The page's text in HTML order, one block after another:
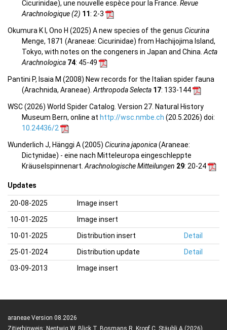
Cicurinidae), une nouvelle espèce pour la France. Revue
Arachnologique (2) 11: 2-3
Okumura K I, Ono H (2025) A new species of the genus Cicurina
Menge, 1871 (Araneae: Cicurinidae) from Hachijojima Island,
Tokyo, with notes on the congeners in Japan and China.Acta
Arachnologica 74: 45-49
Pantini P, Isaia M (2008) New records for the Italian spider fauna
(Arachnida, Araneae).Arthropoda Selecta 17: 133-144
WSC (2026) World Spider Catalog. Version 27. Natural History
Museum Bern, online at http://wsc.nmbe.ch (20.5.2026) doi:
10.24436/2
Wunderlich J, Hänggi A (2005) Cicurina japonica(Araneae:
Dictynidae) - eine nach Mitteleuropa eingeschleppte
Kräuselspinnenart.Arachnologische Mitteilungen 29: 20-24
Updates
20-08-2025
Image insert
10-01-2025
Image insert
10-01-2025
Distribution insert
Detail
25-01-2024
Distribution update
Detail
03-09-2013
Image insert
araneae Version 08.2026
Zitierhinweis: Nentwig W, Blick T, Bosmans R, Kropf C, Stäubli A (2026)